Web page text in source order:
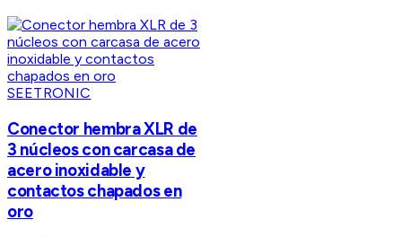
SEETRONIC
Conector hembra XLR de
3 núcleos con carcasa de
acero inoxidable y
contactos chapados en
oro